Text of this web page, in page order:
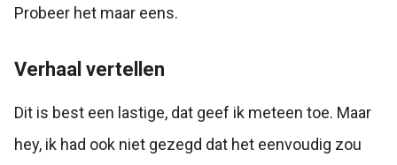
Probeer het maar eens.
Verhaal vertellen
Dit is best een lastige, dat geef ik meteen toe. Maar
hey, ik had ook niet gezegd dat het eenvoudig zou